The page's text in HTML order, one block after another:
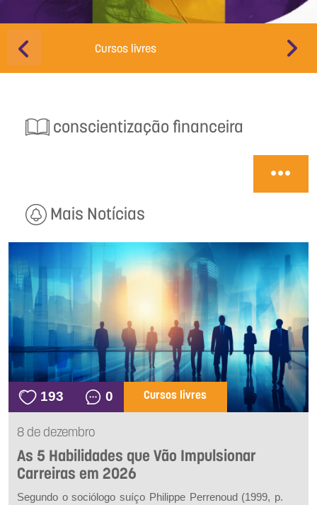
Cursos livres Educação
conscientização financeira
Mais Notícias
193 0 Cursos livres
8 de dezembro
As 5 Habilidades que Vão Impulsionar
Carreiras em 2026
Segundo o sociólogo suíço Philippe Perrenoud (1999, p.